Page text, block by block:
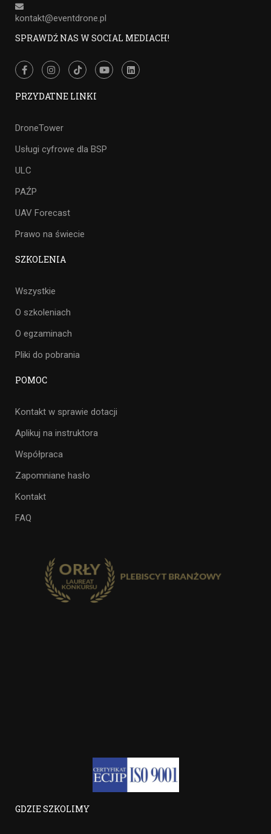
kontakt@eventdrone.pl
SPRAWDŹ NAS W SOCIAL MEDIACH!
PRZYDATNE LINKI
DroneTower
Usługi cyfrowe dla BSP
ULC
PAŹP
UAV Forecast
Prawo na świecie
SZKOLENIA
Wszystkie
O szkoleniach
O egzaminach
Pliki do pobrania
POMOC
Kontakt w sprawie dotacji
Aplikuj na instruktora
Współpraca
Zapomniane hasło
Kontakt
FAQ
GDZIE SZKOLIMY